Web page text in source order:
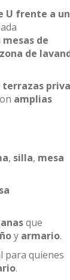
U frente a
mesas de
zona de
terrazas
amplias
, silla, mesa
que
y armario.
para quienes
.